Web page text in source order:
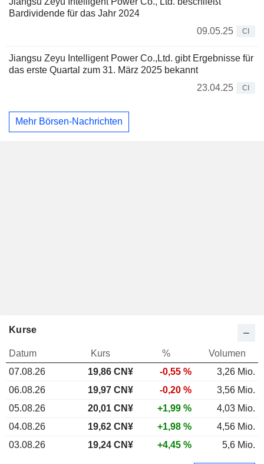
Bardividende für das Jahr 2024
09.05.25
CI
Jiangsu Zeyu Intelligent Power Co.,Ltd. gibt Ergebnisse für
das erste Quartal zum 31. März 2025 bekannt
23.04.25
CI
Mehr Börsen-Nachrichten
Kurse
Datum Kurs %
Volumen
07.08.26
19,86 CN¥ -0,55 %
3,26 Mio.
06.08.26
19,97 CN¥ -0,20 %
3,56 Mio.
05.08.26
20,01 CN¥ +1,99 %
4,03 Mio.
04.08.26
19,62 CN¥ +1,98 %
4,56 Mio.
03.08.26
19,24 CN¥ +4,45 % 5,6 Mio.